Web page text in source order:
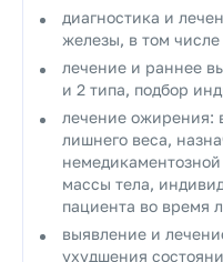
диагностика и
железы, в том
лечение и раннее
и 2 типа, подбор
лечение ожирения:
лишнего веса,
массы тела,
пациента во время
выявление и
ухудшения